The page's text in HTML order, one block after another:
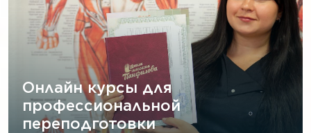
Онлайн курсы для
профессиональной
переподготовки